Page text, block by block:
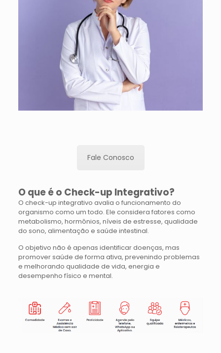
Fale Conosco
O que é o Check-up Integrativo?
O check-up integrativo avalia o funcionamento do
organismo como um todo. Ele considera fatores como
metabolismo, hormônios, níveis de estresse, qualidade
do sono, alimentação e saúde intestinal.
O objetivo não é apenas identificar doenças, mas
promover saúde de forma ativa, prevenindo problemas
e melhorando qualidade de vida, energia e
desempenho físico e mental.